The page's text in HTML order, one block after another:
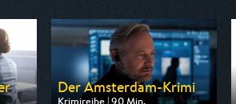
Der Amsterdam-Krimi
Krimireihe | 90 Min.